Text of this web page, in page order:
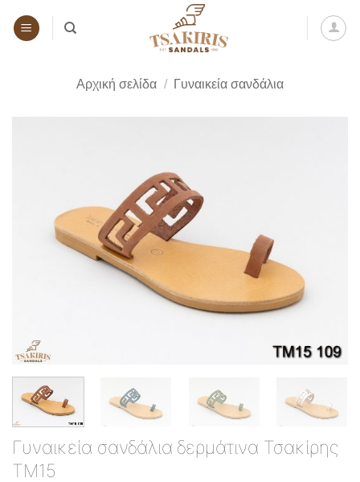
στο
Αρχική σελίδα / Γυναικεία σανδάλια
Γυναικεία σανδάλια δερμάτινα Τσακίρης
ΤΜ15